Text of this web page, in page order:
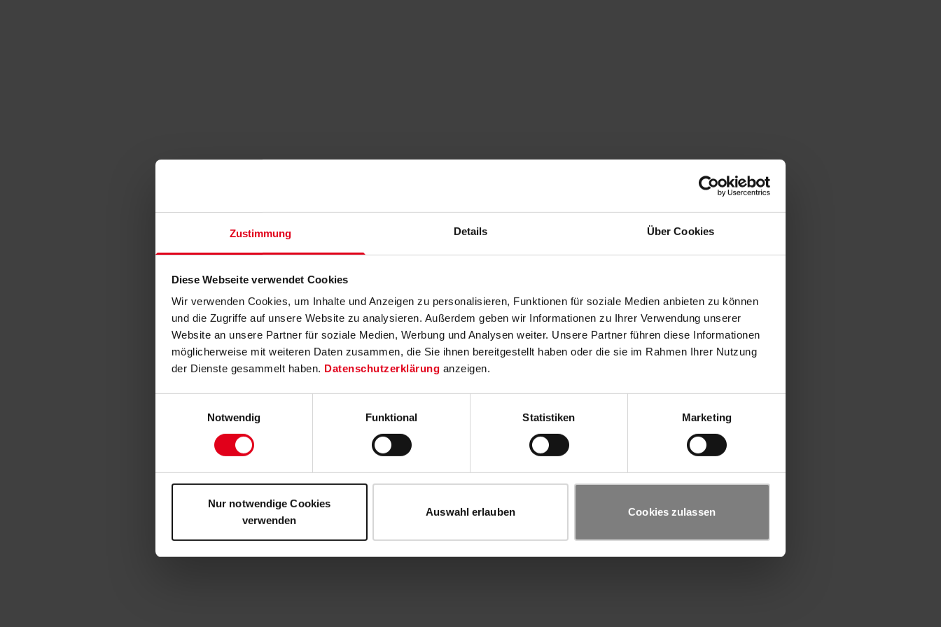
Zustimmung Details Über Cookies
Diese Webseite verwendet Cookies
Wir verwenden Cookies, um Inhalte und Anzeigen zu personalisieren, Funktionen für soziale Medien anbieten zu können
und die Zugriffe auf unsere Website zu analysieren. Außerdem geben wir Informationen zu Ihrer Verwendung unserer
Website an unsere Partner für soziale Medien, Werbung und Analysen weiter. Unsere Partner führen diese Informationen
möglicherweise mit weiteren Daten zusammen, die Sie ihnen bereitgestellt haben oder die sie im Rahmen Ihrer Nutzung
der Dienste gesammelt haben. Datenschutzerklärung anzeigen.
Notwendig
Funktional Statistiken Marketing
Nur notwendige Cookies
verwenden
Auswahl erlauben Cookies zulassen